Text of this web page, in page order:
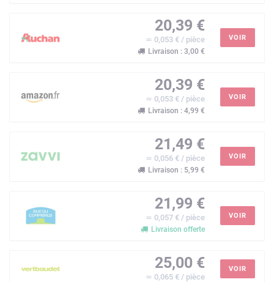
20,39 €
≃ 0,053 € / pièce
Livraison : 3,00 €
VOIR
20,39 €
≃ 0,053 € / pièce
Livraison : 4,99 €
VOIR
21,49 €
≃ 0,056 € / pièce
Livraison : 5,99 €
VOIR
21,99 €
≃ 0,057 € / pièce
Livraison offerte
VOIR
25,00 €
≃ 0,065 € / pièce
VOIR